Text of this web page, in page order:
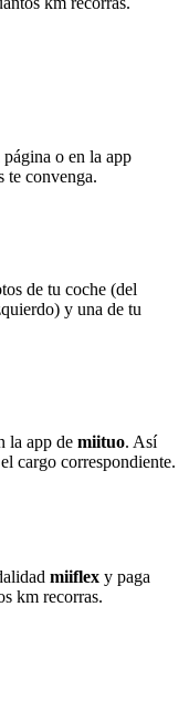
o en la app
te convenga.
de tu coche (del
y una de tu
la app de miituo. Así
cargo correspondiente.
miiflex y paga
km recorras.